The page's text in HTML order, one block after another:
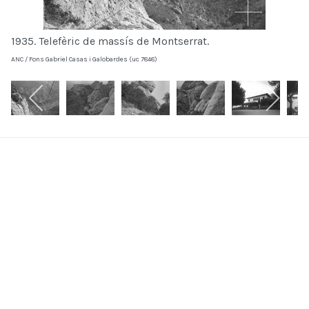
1935. Telefèric de massís de Montserrat.
ANC / Fons Gabriel Casas i Galobardes (uc 7848)